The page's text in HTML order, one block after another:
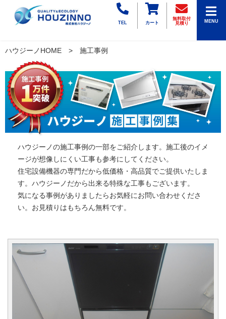
TEL カート
無料取付
見積り
MENU
ハウジーノHOME 施工事例
ハウジーノの施工事例の一部をご紹介します。施工後のイメ
ージが想像しにくい工事も参考にしてください。
住宅設備機器の専門だから低価格・高品質でご提供いたしま
す。ハウジーノだから出来る特殊な工事もございます。
気になる事例がありましたらお気軽にお問い合わせくださ
い。お見積りはもちろん無料です。